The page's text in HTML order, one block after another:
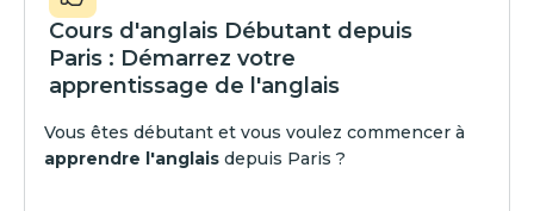
Cours d'anglais Débutant depuis
Paris : Démarrez votre
apprentissage de l'anglais
Vous êtes débutant et vous voulez commencer à
apprendre l'anglais depuis Paris ?